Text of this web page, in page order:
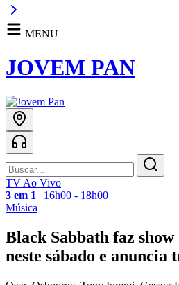
MENU
JOVEM PAN
TV Ao Vivo
3 em 1 | 16h00 - 18h00
Música
Black Sabbath faz show
neste sábado e anuncia